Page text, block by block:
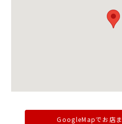
GoogleMapでお店